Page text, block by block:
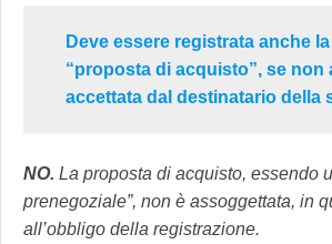
Deve essere registrata anche
“proposta di acquisto”, se non
accettata dal destinatario della
NO. La proposta di acquisto, essendo
prenegoziale”, non è assoggettata, in
all’obbligo della registrazione.